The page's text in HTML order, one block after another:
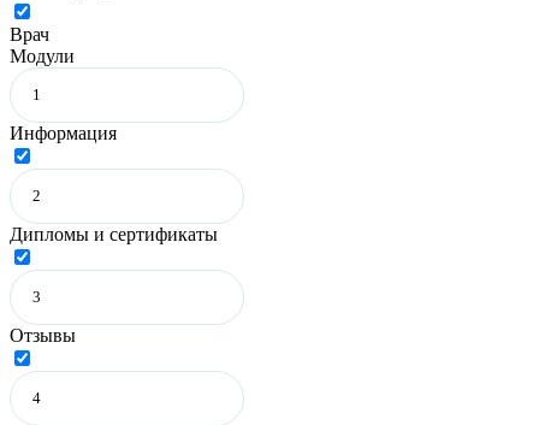
Врач
Модули
Информация
Дипломы и сертификаты
Отзывы